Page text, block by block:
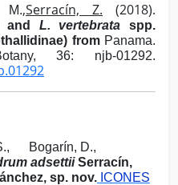
M.,Serracín, Z. (2018).
L. vertebrata spp.
from Panama.
36: njb-01292.
Bogarín, D.,
adsettiiSerracín,
sp. nov. ICONES